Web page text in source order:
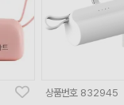
상품번호 832945